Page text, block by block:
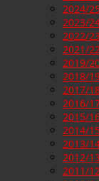
2024/
2023/
2022/
2021/
2019/
2018/
2017/
2016/
2015/
2014/
2013/
2012/
2011/